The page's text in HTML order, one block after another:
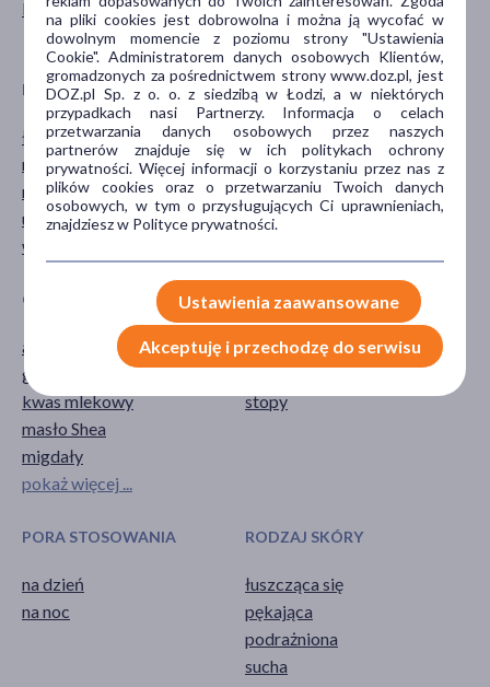
Kosmetyk
krem
maseczka
DZIAŁANIE/WŁAŚCIWOŚCI
łagodzące
nawilżające
regenerujące
ujędrniające
wzmacniające
PROBLEM
podrażnienie
rogowacenie
suchość
GŁÓWNY SKŁADNIK
alantoina
gliceryna
kwas mlekowy
masło Shea
migdały
pokaż więcej ...
CZĘŚĆ CIAŁA
nogi
pięty
stopy
PORA STOSOWANIA
na dzień
na noc
RODZAJ SKÓRY
łuszcząca się
pękająca
podrażniona
sucha
na pliki cookies jest dobrowolna i można ją wycofać w
dowolnym momencie z poziomu strony "Ustawienia
Cookie". Administratorem danych osobowych Klientów,
gromadzonych za pośrednictwem strony www.doz.pl, jest
DOZ.pl Sp. z o. o. z siedzibą w Łodzi, a w niektórych
przypadkach nasi Partnerzy. Informacja o celach
przetwarzania danych osobowych przez naszych
partnerów znajduje się w ich politykach ochrony
prywatności. Więcej informacji o korzystaniu przez nas z
plików cookies oraz o przetwarzaniu Twoich danych
osobowych, w tym o przysługujących Ci uprawnieniach,
znajdziesz w Polityce prywatności.
Ustawienia zaawansowane
Akceptuję i przechodzę do serwisu